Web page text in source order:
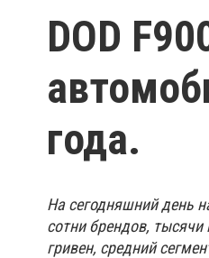
DOD
года.
На сегодняшний день
сотни брендов, тысячи
гривен, средний